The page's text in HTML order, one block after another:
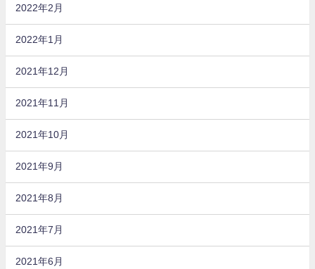
2022年2月
2022年1月
2021年12月
2021年11月
2021年10月
2021年9月
2021年8月
2021年7月
2021年6月